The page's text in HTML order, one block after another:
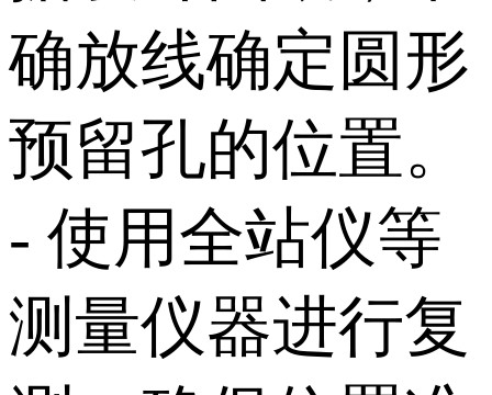
确放线确定圆形
预留孔的位置。
- 使用全站仪等
测量仪器进行复